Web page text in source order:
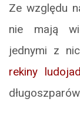
Ze względu
nie mają
jednymi z
rekiny